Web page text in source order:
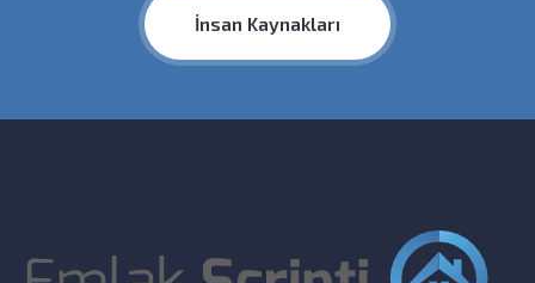
İnsan Kaynakları